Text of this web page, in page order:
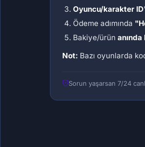
Oyuncu/karakter ID
Ödeme adımında
Bakiye/ürünanında
Not: Bazı oyunlarda
Sorun yaşarsan 7/24